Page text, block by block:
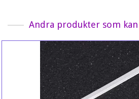
Andra produkter som